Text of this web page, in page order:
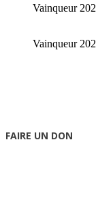
Vainqueur
Vainqueur
FAIRE UN DON